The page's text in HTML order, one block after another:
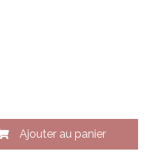
Ajouter au panier